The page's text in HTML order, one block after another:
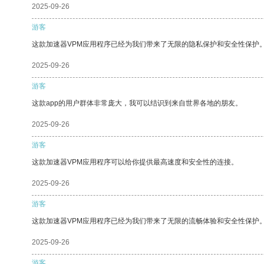
2025-09-26
游客
这款加速器VPM应用程序已经为我们带来了无限的隐私保护和安全性保护
2025-09-26
游客
这款app的用户群体非常庞大，我可以结识到来自世界各地的朋友。
2025-09-26
游客
这款加速器VPM应用程序可以给你提供最高速度和安全性的连接。
2025-09-26
游客
这款加速器VPM应用程序已经为我们带来了无限的流畅体验和安全性保护
2025-09-26